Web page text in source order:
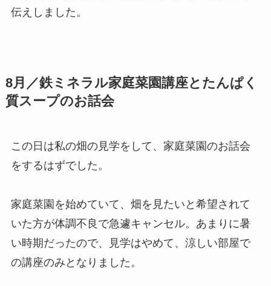
伝えしました。
8月／鉄ミネラル家庭菜園講座とたんぱく
質スープのお話会
この日は私の畑の見学をして、家庭菜園のお話会
をするはずでした。
家庭菜園を始めていて、畑を見たいと希望されて
いた方が体調不良で急遽キャンセル。あまりに暑
い時期だったので、見学はやめて、涼しい部屋で
の講座のみとなりました。